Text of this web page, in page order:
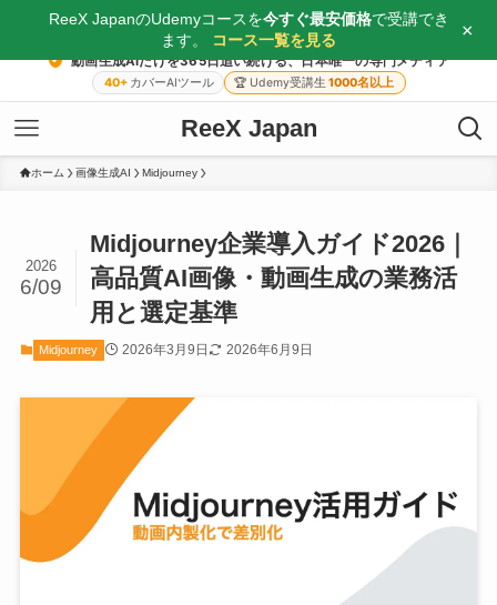
動画生成AIだけを365日追い続ける、日本唯一の専門メディア
40+ カバーAIツール 🏆 Udemy受講生 1000名以上
ReeX Japan
ホーム 画像生成AI Midjourney
Midjourney企業導入ガイド2026｜
高品質AI画像・動画生成の業務活
用と選定基準
2026
6/09
Midjourney 2026年3月9日 2026年6月9日
ReeX JapanのUdemyコースを今すぐ最安価格で受講でき
ます。
コース一覧を見る ×